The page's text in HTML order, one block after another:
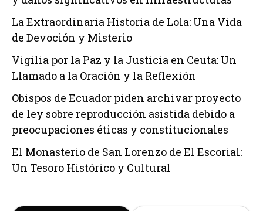
La Extraordinaria Historia de Lola: Una Vida
de Devoción y Misterio
Vigilia por la Paz y la Justicia en Ceuta: Un
Llamado a la Oración y la Reflexión
Obispos de Ecuador piden archivar proyecto
de ley sobre reproducción asistida debido a
preocupaciones éticas y constitucionales
El Monasterio de San Lorenzo de El Escorial:
Un Tesoro Histórico y Cultural